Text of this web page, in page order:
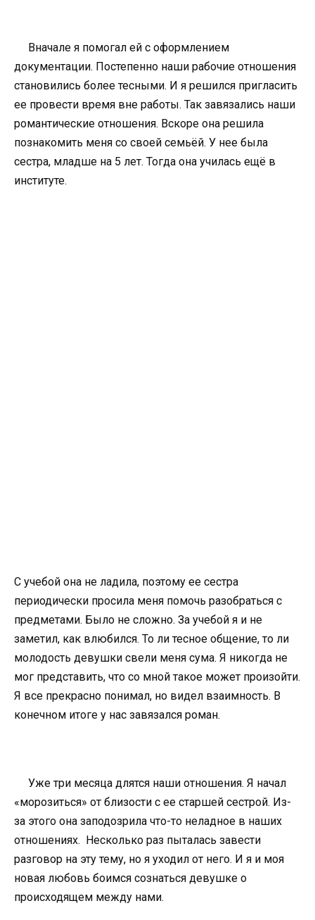
Вначале я помогал ей с оформлением
документации. Постепенно наши рабочие отношения
становились более тесными. И я решился пригласить
ее провести время вне работы. Так завязались наши
романтические отношения. Вскоре она решила
познакомить меня со своей семьёй. У нее была
сестра, младше на 5 лет. Тогда она училась ещё в
институте.
С учебой она не ладила, поэтому ее сестра
периодически просила меня помочь разобраться с
предметами. Было не сложно. За учебой я и не
заметил, как влюбился. То ли тесное общение, то ли
молодость девушки свели меня сума. Я никогда не
мог представить, что со мной такое может произойти.
Я все прекрасно понимал, но видел взаимность. В
конечном итоге у нас завязался роман.
Уже три месяца длятся наши отношения. Я начал
«морозиться» от близости с ее старшей сестрой. Из-
за этого она заподозрила что-то неладное в наших
отношениях. Несколько раз пыталась завести
разговор на эту тему, но я уходил от него. И я и моя
новая любовь боимся сознаться девушке о
происходящем между нами.